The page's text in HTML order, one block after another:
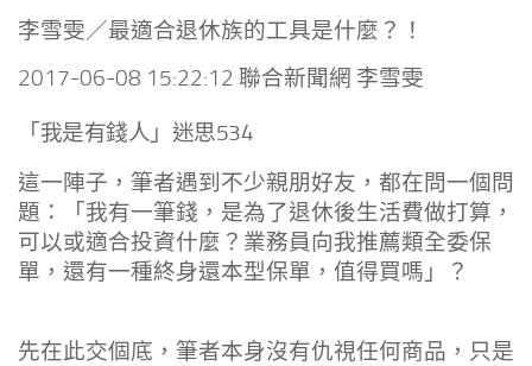
李雪雯／最適合退休族的工具是什麼？！
2017-06-08 15:22:12 聯合新聞網 李雪雯
「我是有錢人」迷思534
這一陣子，筆者遇到不少親朋好友，都在問一個問
題：「我有一筆錢，是為了退休後生活費做打算，
可以或適合投資什麼？業務員向我推薦類全委保
單，還有一種終身還本型保單，值得買嗎」？
先在此交個底，筆者本身沒有仇視任何商品，只是